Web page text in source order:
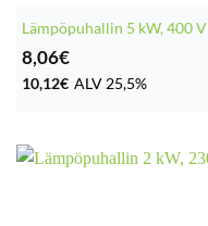
Lämpöpuhallin 5 kW, 400 V
8,06€
10,12€ ALV 25,5%